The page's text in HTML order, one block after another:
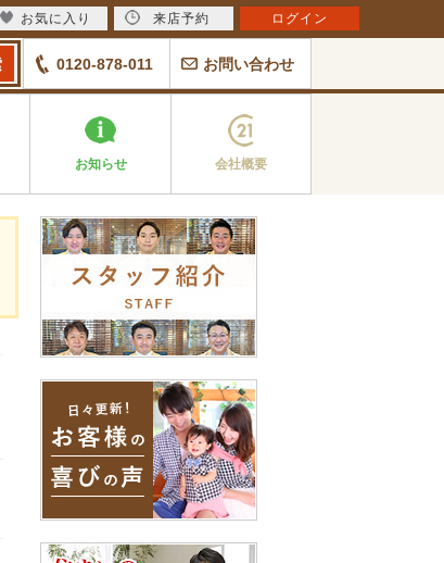
0120-878-011 お問い合わせ
お知らせ 会社概要
お気に入り 来店予約 ログイン